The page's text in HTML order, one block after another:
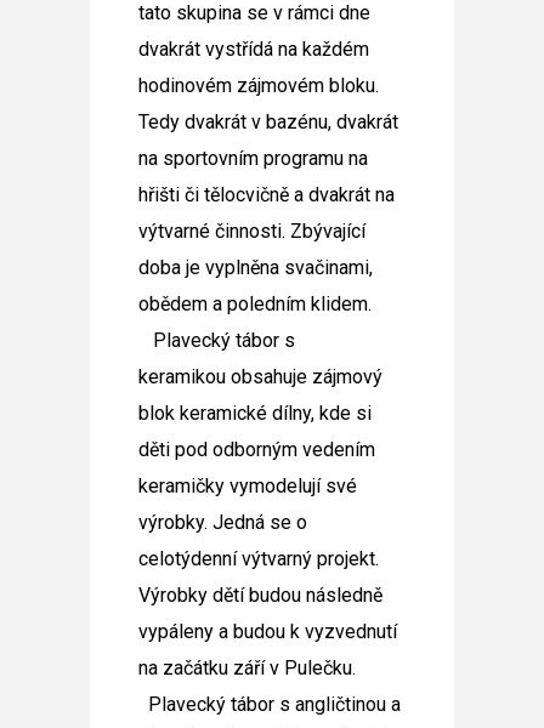
tato skupina se v rámci dne
dvakrát vystřídá na každém
hodinovém zájmovém bloku.
Tedy dvakrát v bazénu, dvakrát
na sportovním programu na
hřišti či tělocvičně a dvakrát na
výtvarné činnosti. Zbývající
doba je vyplněna svačinami,
obědem a poledním klidem.
Plavecký tábor s
keramikou obsahuje zájmový
blok keramické dílny, kde si
děti pod odborným vedením
keramičky vymodelují své
výrobky. Jedná se o
celotýdenní výtvarný projekt.
Výrobky dětí budou následně
vypáleny a budou k vyzvednutí
na začátku září v Pulečku.
Plavecký tábor s angličtinou a